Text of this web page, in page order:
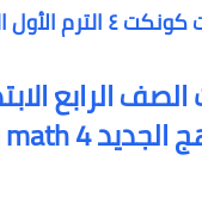
قاموس كلمات كونكت
الرابع